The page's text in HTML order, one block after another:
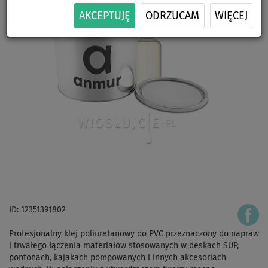
AKCEPTUJĘ ODRZUCAM WIĘCEJ
ID: 12351391802
Profesjonalny klej poliuretanowy do PVC przeznaczony do napraw
i trwałego łączenia materiałów stosowanych w deskach SUP,
pontonach, kajakach pompowanych i innych akcesoriach